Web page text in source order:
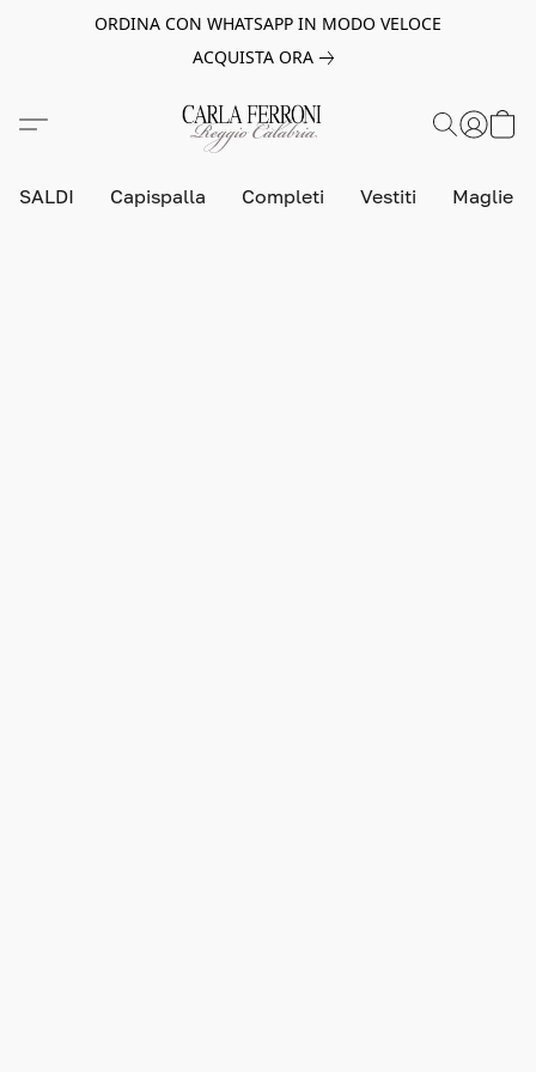
ORDINA CON WHATSAPP IN MODO VELOCE
ACQUISTA ORA
SALDI Capispalla Completi Vestiti Maglie e